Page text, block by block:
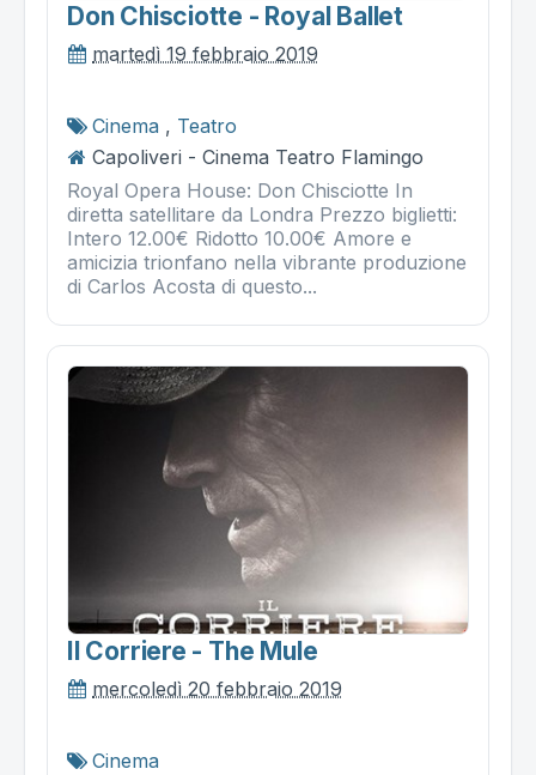
Don Chisciotte - Royal Ballet
martedì 19 febbraio 2019
Cinema , Teatro
Capoliveri - Cinema Teatro Flamingo
Royal Opera House: Don Chisciotte In
diretta satellitare da Londra Prezzo biglietti:
Intero 12.00€ Ridotto 10.00€ Amore e
amicizia trionfano nella vibrante produzione
di Carlos Acosta di questo...
Il Corriere - The Mule
mercoledì 20 febbraio 2019
Cinema